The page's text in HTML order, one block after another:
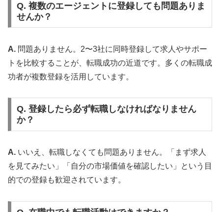
Q. 複数のエージェントに登録しても問題ありま
せんか？
A. 問題ありません。2〜3社に同時登録して求人やサポー
トを比較することが、転職成功の近道です。多くの転職成
功者が複数登録を活用しています。
Q. 登録したら必ず転職しなければなりません
か？
A. いいえ、転職しなくても問題ありません。「まず求人
を見てみたい」「自分の市場価値を確認したい」という目
的での登録も歓迎されています。